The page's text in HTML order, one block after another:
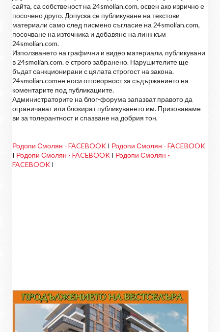
сайта, са собственост на 24smolian.com, освен ако изрично е
посочено друго. Допуска се публикуване на текстови
материали само след писмено съгласие на 24smolian.com,
посочване на източника и добавяне на линк към
24smolian.com.
Използването на графични и видео материали, публикувани
в 24smolian.com. е строго забранено. Нарушителите ще
бъдат санкционирани с цялата строгост на закона.
24smolian.comне носи отговорност за съдържанието на
коментарите под публикациите.
Администраторите на блог-форума запазват правото да
ограничават или блокират публикуването им. Призоваваме
ви за толерантност и спазване на добрия тон.
Родопи Смолян - FACEBOOK I Родопи Смолян - FACEBOOK
I Родопи Смолян - FACEBOOK I Родопи Смолян -
FACEBOOK I